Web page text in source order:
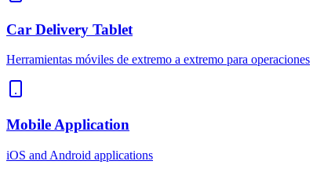
Car Delivery Tablet
Herramientas móviles de extremo a extremo para operaciones
Mobile Application
iOS and Android applications